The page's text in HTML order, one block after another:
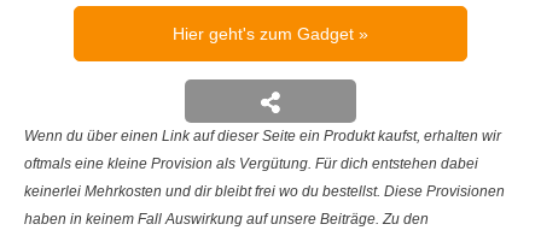
Hier geht's zum Gadget
Wenn du über einen Link auf dieser Seite ein Produkt kaufst, erhalten wir
oftmals eine kleine Provision als Vergütung. Für dich entstehen dabei
keinerlei Mehrkosten und dir bleibt frei wo du bestellst. Diese Provisionen
haben in keinem Fall Auswirkung auf unsere Beiträge. Zu den